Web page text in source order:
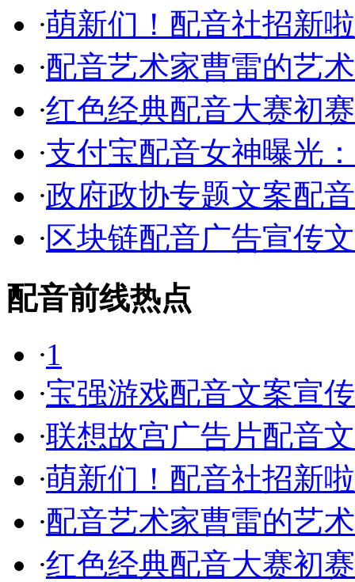
·萌新们！配音社招新
·配音艺术家曹雷的艺
·红色经典配音大赛初
·支付宝配音女神曝光
·政府政协专题文案配
·区块链配音广告宣传
配音前线热点
·1
·宝强游戏配音文案宣
·联想故宫广告片配音
·萌新们！配音社招新
·配音艺术家曹雷的艺
·红色经典配音大赛初